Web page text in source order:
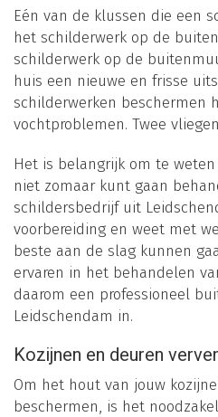
Eén van de klussen die een
het schilderwerk op de
schilderwerk op de
huis een nieuwe en frisse
schilderwerken beschermen
vochtproblemen. Twee
Het is belangrijk om te
niet zomaar kunt gaan
schildersbedrijf uit
voorbereiding en weet met
beste aan de slag kunnen
ervaren in het behandelen
daarom een professioneel
Leidschendam in.
Kozijnen en deuren
Om het hout van jouw
beschermen, is het